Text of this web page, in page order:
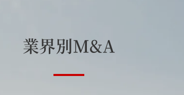
業界別M&A